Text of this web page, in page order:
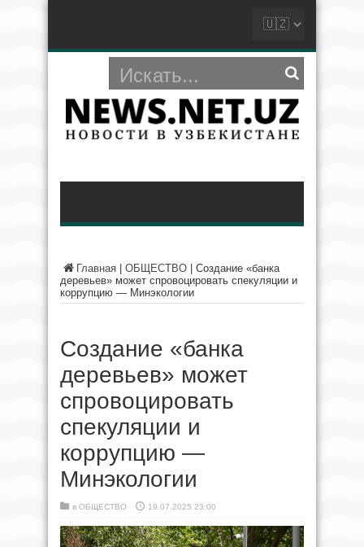
Главная ОБЩЕСТВО
Создание «банка
деревьев» может спровоцировать спекуляции и
коррупцию — Минэкологии
Создание «банка
деревьев» может
спровоцировать
спекуляции и
коррупцию —
Минэкологии
в ОБЩЕСТВО 19.07.2025 23:00